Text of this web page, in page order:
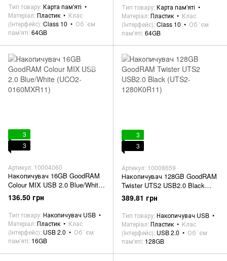
Тип товару Карта пам'яті
Матеріал Пластик
Клас
(Інтерфейс) Class 10
Об `єм
пам'яті 64GB
Тип товару Карта пам'яті
Матеріал Пластик
Клас
(Інтерфейс) Class 10
Об `єм
пам'яті 64GB
3
3
Артикул: 10004060
Накопичувач 16GB GoodRAM
Colour MIX USB 2.0 Blue/White
(UCO2-0160MXR11)
136.50 грн
Тип товару Накопичувач USB
Матеріал Пластик
Клас
(Інтерфейс) USB 2.0
Об `єм
пам'яті 16GB
3
3
Артикул: 10008659
Накопичувач 128GB GoodRAM
Twister UTS2 USB2.0 Black
(UTS2-1280K0R11)
389.81 грн
Тип товару Накопичувач USB
Матеріал Пластик
Клас
(Інтерфейс) USB 2.0
Об `єм
пам'яті 128GB